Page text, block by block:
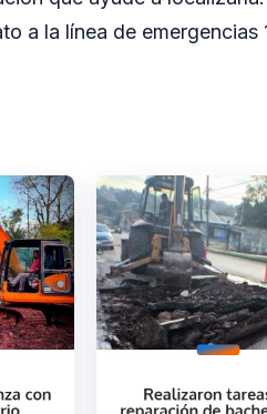
a la línea de emergencias